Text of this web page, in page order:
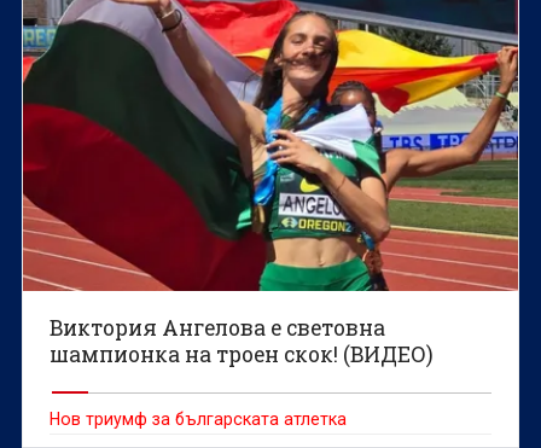
Виктория Ангелова е световна
шампионка на троен скок! (ВИДЕО)
Нов триумф за българската атлетка